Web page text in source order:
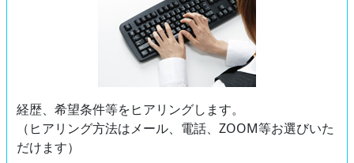
経歴、希望条件等をヒアリングします。
（ヒアリング方法はメール、電話、ZOOM等お選びいた
だけます）